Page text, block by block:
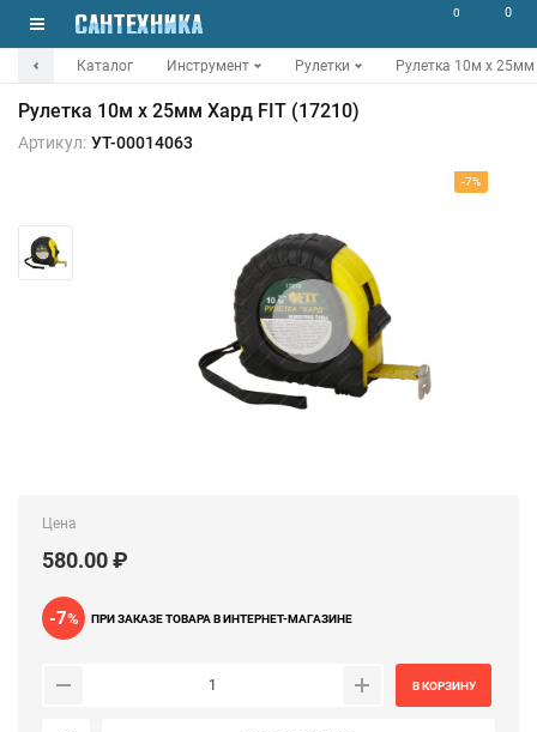
0 0
Каталог Инструмент Рулетки Рулетка 10м х
Рулетка 10м х 25мм Хард FIT (17210)
Артикул: УТ-00014063
-7%
Цена
580.00 ₽
-7% ПРИ ЗАКАЗЕ ТОВАРА В ИНТЕРНЕТ-МАГАЗИНЕ
В КОРЗИНУ